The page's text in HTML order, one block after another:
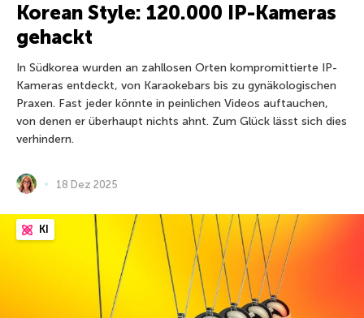
Korean Style: 120.000 IP-Kameras
gehackt
In Südkorea wurden an zahllosen Orten kompromittierte IP-
Kameras entdeckt, von Karaokebars bis zu gynäkologischen
Praxen. Fast jeder könnte in peinlichen Videos auftauchen,
von denen er überhaupt nichts ahnt. Zum Glück lässt sich dies
verhindern.
18 Dez 2025
KI